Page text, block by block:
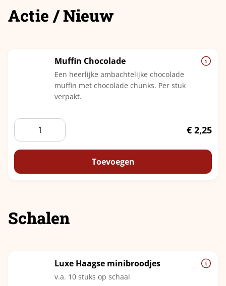
Actie / Nieuw
Muffin Chocolade
Een heerlijke ambachtelijke chocolade
muffin met chocolade chunks. Per stuk
verpakt.
Muffin
Chocolade
aantal
€ 2,25
Toevoegen
Schalen
Luxe Haagse minibroodjes
v.a. 10 stuks op schaal